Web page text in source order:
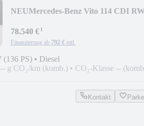
NEUMercedes-Benz Vito 114 CDI
78.540 €¹
Finanzierung ab 792 € mtl.
(136 PS) • Diesel
-- g CO₂/km (komb.) • CO₂-Klasse --
Kontakt